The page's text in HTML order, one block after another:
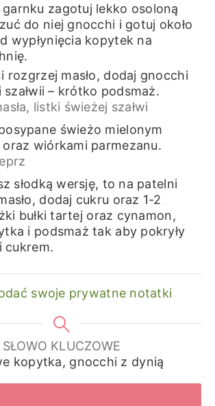
zagotuj lekko osoloną
do niej gnocchi i gotuj około
wypłynięcia kopytek na
rozgrzej masło, dodaj gnocchi
– krótko podsmaż.
listki świeżej szałwi
świeżo mielonym
wiórkami parmezanu.
słodką wersję, to na patelni
dodaj cukru oraz 1-2
bułki tartej oraz cynamon,
i podsmaż tak aby pokryły
cukrem.
swoje prywatne notatki
SŁOWO KLUCZOWE
kopytka, gnocchi z dynią